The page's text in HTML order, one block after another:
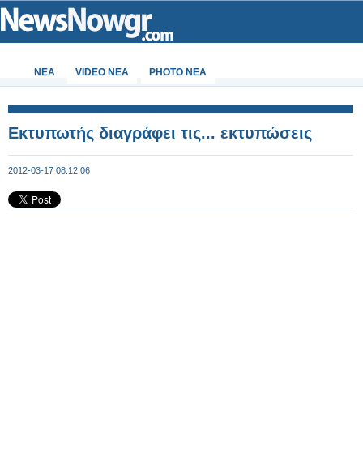
ΝΕΑ VIDEO NEA PHOTO NEA
Εκτυπωτής διαγράφει τις... εκτυπώσεις
2012-03-17 08:12:06